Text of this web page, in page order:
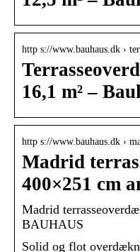
http s://www.bauhaus.dk ›
16,1 m² –
http s://www.bauhaus.dk ›
Madrid
400×251 cm
Madrid
BAUHAUS
Solid og flot